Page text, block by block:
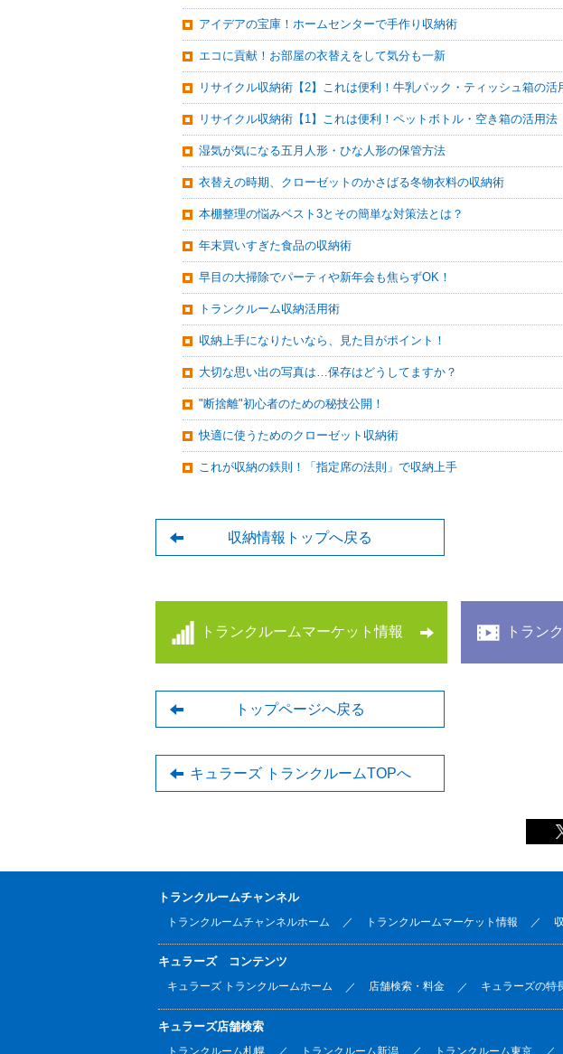
アイデアの宝庫！ホームセンターで手作り収納術
エコに貢献！お部屋の衣替えをして気分も一新
リサイクル収納術【2】これは便利！牛乳パック・ティッシュ箱の活
リサイクル収納術【1】これは便利！ペットボトル・空き箱の活用法
湿気が気になる五月人形・ひな人形の保管方法
衣替えの時期、クローゼットのかさばる冬物衣料の収納術
本棚整理の悩みベスト3とその簡単な対策法とは？
年末買いすぎた食品の収納術
早目の大掃除でパーティや新年会も焦らずOK！
トランクルーム収納活用術
収納上手になりたいなら、見た目がポイント！
大切な思い出の写真は…保存はどうしてますか？
"断捨離"初心者のための秘技公開！
快適に使うためのクローゼット収納術
これが収納の鉄則！「指定席の法則」で収納上手
収納情報トップへ戻る
トランクルームマーケット情報 トラン
トップページへ戻る
キュラーズ トランクルームTOPへ
トランクルームチャンネル
トランクルームチャンネルホーム トランクルームマーケット情報
キュラーズ コンテンツ
キュラーズ トランクルームホーム 店舗検索・料金 キュラーズの特
キュラーズ店舗検索
トランクルーム札幌 トランクルーム新潟 トランクルーム東京